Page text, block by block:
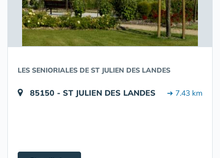
LES SENIORIALES DE ST JULIEN DES LANDES
85150 - ST JULIEN DES LANDES ➔ 7.43 km